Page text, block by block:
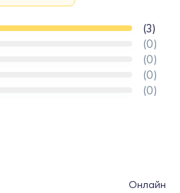
(3)
(0)
(0)
(0)
(0)
Онлайн